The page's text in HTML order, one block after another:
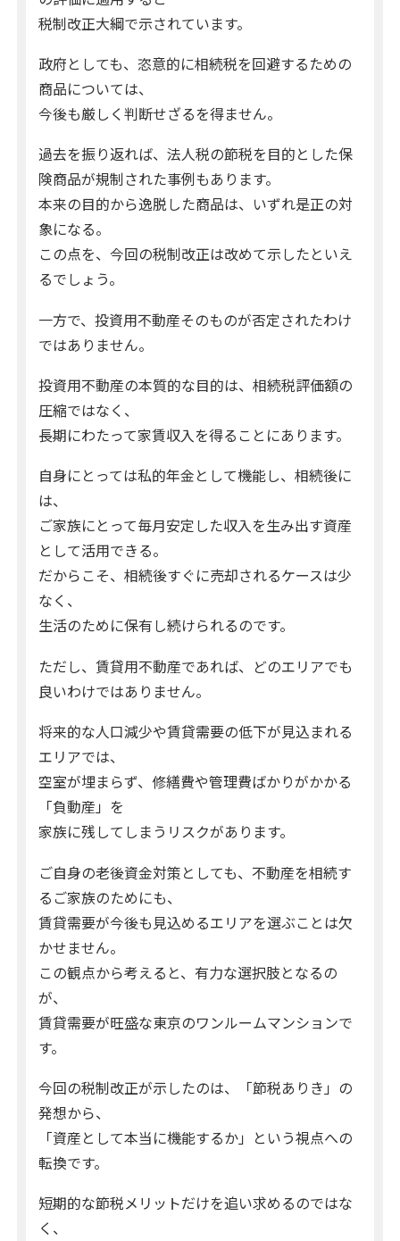
税制改正大綱で示されています。
政府としても、恣意的に相続税を回避するための
商品については、
今後も厳しく判断せざるを得ません。
過去を振り返れば、法人税の節税を目的とした保
険商品が規制された事例もあります。
本来の目的から逸脱した商品は、いずれ是正の対
象になる。
この点を、今回の税制改正は改めて示したといえ
るでしょう。
一方で、投資用不動産そのものが否定されたわけ
ではありません。
投資用不動産の本質的な目的は、相続税評価額の
圧縮ではなく、
長期にわたって家賃収入を得ることにあります。
自身にとっては私的年金として機能し、相続後に
は、
ご家族にとって毎月安定した収入を生み出す資産
として活用できる。
だからこそ、相続後すぐに売却されるケースは少
なく、
生活のために保有し続けられるのです。
ただし、賃貸用不動産であれば、どのエリアでも
良いわけではありません。
将来的な人口減少や賃貸需要の低下が見込まれる
エリアでは、
空室が埋まらず、修繕費や管理費ばかりがかかる
「負動産」を
家族に残してしまうリスクがあります。
ご自身の老後資金対策としても、不動産を相続す
るご家族のためにも、
賃貸需要が今後も見込めるエリアを選ぶことは欠
かせません。
この観点から考えると、有力な選択肢となるの
が、
賃貸需要が旺盛な東京のワンルームマンションで
す。
今回の税制改正が示したのは、「節税ありき」の
発想から、
「資産として本当に機能するか」という視点への
転換です。
短期的な節税メリットだけを追い求めるのではな
く、